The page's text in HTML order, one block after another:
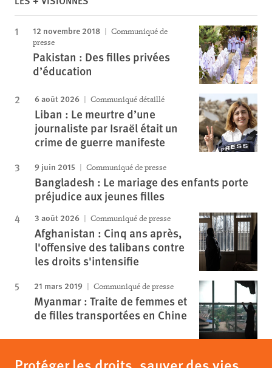
12 novembre 2018
Communiqué de
presse
Pakistan : Des filles privées
d’éducation
6 août 2026 Communiqué détaillé
Liban : Le meurtre d’une
journaliste par Israël était un
crime de guerre manifeste
9 juin 2015 Communiqué de presse
Bangladesh : Le mariage des enfants porte
préjudice aux jeunes filles
3 août 2026 Communiqué de presse
Afghanistan : Cinq ans après,
l'offensive des talibans contre
les droits s'intensifie
21 mars 2019 Communiqué de presse
Myanmar : Traite de femmes et
de filles transportées en Chine